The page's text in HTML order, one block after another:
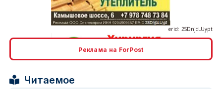
Реклама на ForPost
Читаемое